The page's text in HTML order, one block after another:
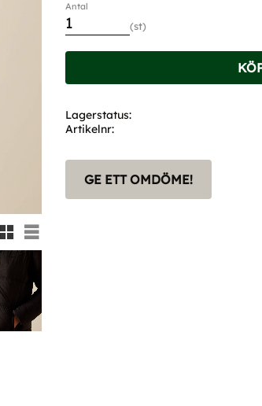
Rutnätsvy
Listvy
Antal
st
Lagerstatus
Artikelnr
GE ETT OMDÖME!